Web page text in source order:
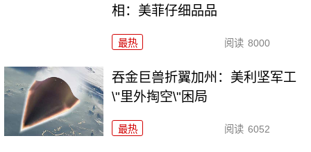
相：美菲仔细品品
最热 阅读 8000
吞金巨兽折翼加州：美利坚军工
\"里外掏空\"困局
最热 阅读 6052